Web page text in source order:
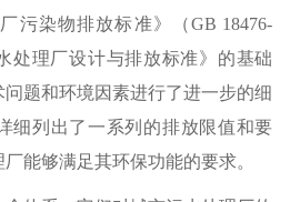
污染物排放标准》（GB 18476-
处理厂设计与排放标准》的基础
问题和环境因素进行了进一步的细
细列出了一系列的排放限值和要
能够满足其环保功能的要求。